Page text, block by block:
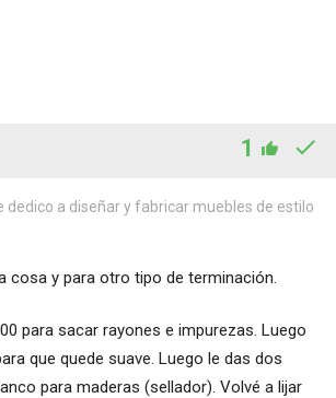
1
dedico a diseñar y fabricar muebles de estilo
cosa y para otro tipo de terminación.
para sacar rayones e impurezas. Luego
que quede suave. Luego le das dos
para maderas (sellador). Volvé a lijar